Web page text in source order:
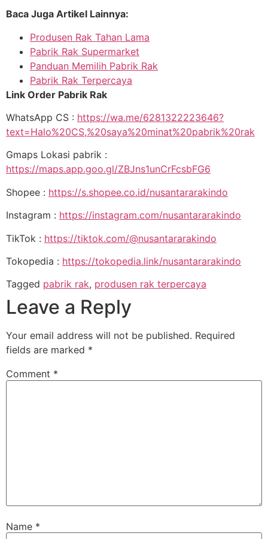
Baca Juga Artikel Lainnya:
Produsen Rak Tahan Lama
Pabrik Rak Supermarket
Panduan Memilih Pabrik Rak
Pabrik Rak Terpercaya
Link Order Pabrik Rak
WhatsApp CS : https://wa.me/6281322223646?
text=Halo%20CS,%20saya%20minat%20pabrik%20rak
Gmaps Lokasi pabrik :
https://maps.app.goo.gl/ZBJns1unCrFcsbFG6
Shopee : https://s.shopee.co.id/nusantararakindo
Instagram : https://instagram.com/nusantararakindo
TikTok : https://tiktok.com/@nusantararakindo
Tokopedia : https://tokopedia.link/nusantararakindo
Tagged pabrik rak, produsen rak terpercaya
Leave a Reply
Your email address will not be published. Required
fields are marked *
Comment *
Name *